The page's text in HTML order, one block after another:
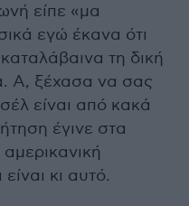
είπε «μα
εγώ έκανα ότι
τη δική
Α, ξέχασα να σας
είναι από κακά
έγινε στα
κι αυτό.